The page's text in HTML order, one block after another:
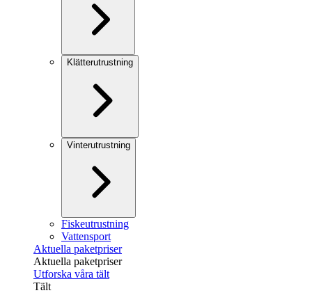
Klätterutrustning
Vinterutrustning
Fiskeutrustning
Vattensport
Aktuella paketpriser
Aktuella paketpriser
Utforska våra tält
Tält